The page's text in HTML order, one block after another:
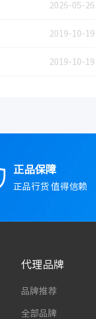
2026-05-26
2019-10-19
2019-10-19
正品保障
正品行货 值得信赖
代理品牌
品牌推荐
全部品牌